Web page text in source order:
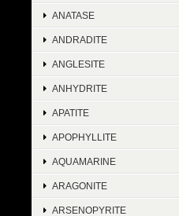
ANATASE
ANDRADITE
ANGLESITE
ANHYDRITE
APATITE
APOPHYLLITE
AQUAMARINE
ARAGONITE
ARSENOPYRITE